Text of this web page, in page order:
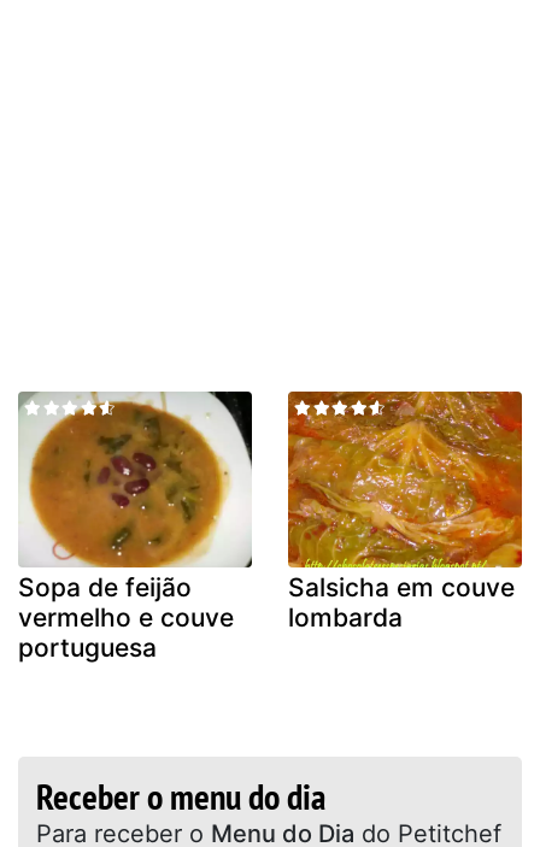
Sopa de feijão
vermelho e couve
portuguesa
Salsicha em couve
lombarda
Receber o menu do dia
Para receber o Menu do Dia do Petitchef